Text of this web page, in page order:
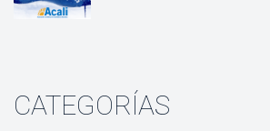
CATEGORÍAS